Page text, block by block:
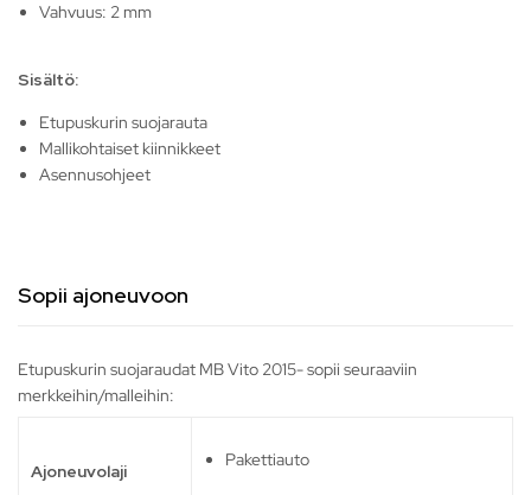
Vahvuus: 2 mm
Sisältö:
Etupuskurin suojarauta
Mallikohtaiset kiinnikkeet
Asennusohjeet
Sopii ajoneuvoon
Etupuskurin suojaraudat MB Vito 2015- sopii seuraaviin
merkkeihin/malleihin:
Ajoneuvolaji
Pakettiauto